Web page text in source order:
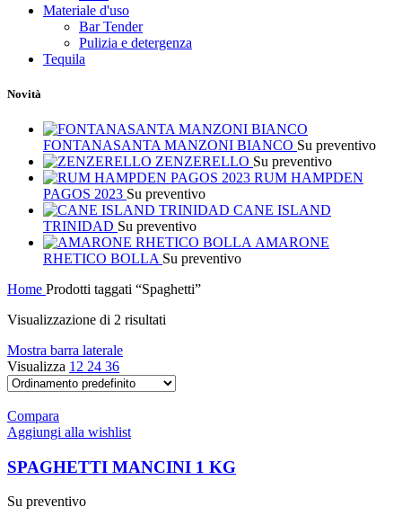
Materiale d'uso
Bar Tender
Pulizia e detergenza
Tequila
Novità
FONTANASANTA MANZONI BIANCO Su preventivo
ZENZERELLO Su preventivo
RUM HAMPDEN
PAGOS 2023 Su preventivo
CANE ISLAND
TRINIDAD Su preventivo
AMARONE
RHETICO BOLLA Su preventivo
Home Prodotti taggati “Spaghetti”
Visualizzazione di 2 risultati
Mostra barra laterale
Visualizza 12 24 36
Compara
Aggiungi alla wishlist
SPAGHETTI MANCINI 1 KG
Su preventivo